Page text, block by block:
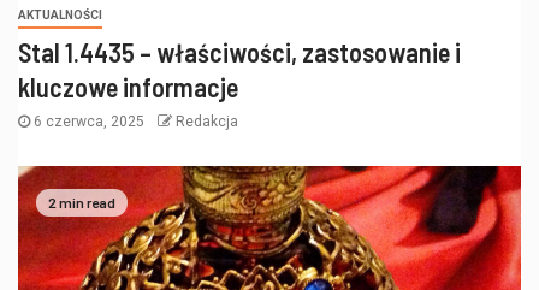
AKTUALNOŚCI
Stal 1.4435 – właściwości, zastosowanie i
kluczowe informacje
6 czerwca, 2025 Redakcja
2 min read